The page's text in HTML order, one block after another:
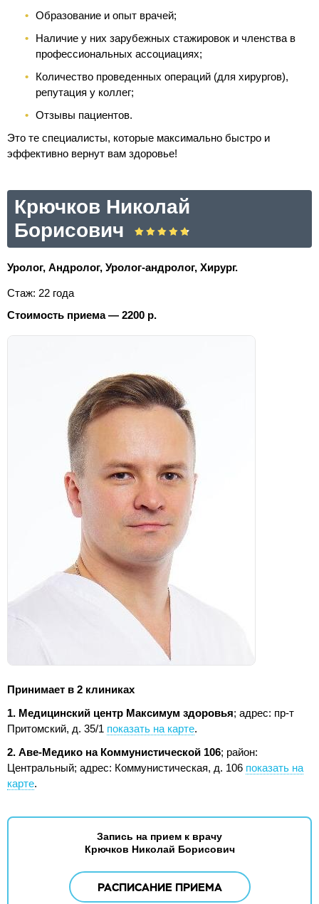
Образование и опыт врачей;
Наличие у них зарубежных стажировок и членства в
профессиональных ассоциациях;
Количество проведенных операций (для хирургов),
репутация у коллег;
Отзывы пациентов.
Это те специалисты, которые максимально быстро и
эффективно вернут вам здоровье!
Крючков Николай
Борисович
Уролог, Андролог, Уролог-андролог, Хирург.
Стаж: 22 года
Стоимость приема — 2200 р.
Принимает в 2 клиниках
1. Медицинский центр Максимум здоровья; адрес: пр-т
Притомский, д. 35/1 показать на карте.
2. Аве-Медико на Коммунистической 106; район:
Центральный; адрес: Коммунистическая, д. 106 показать на
карте.
Запись на прием к врачу
Крючков Николай Борисович
РАСПИСАНИЕ ПРИЕМА